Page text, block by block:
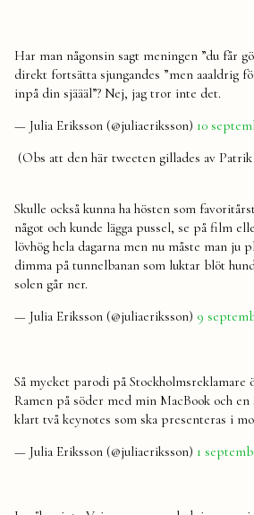
Har man någonsin sagt meningen ”du får
direkt fortsätta sjungandes ”men aaaldrig
inpå din sjäääl”? Nej, jag tror inte det.
— Julia Eriksson (@juliaeriksson) 10
(Obs att den här tweeten gillades av Patrik
Skulle också kunna ha hösten som
något och kunde lägga pussel, se på film
lövhög hela dagarna men nu måste man
dimma på tunnelbanan som luktar blöt
solen går ner.
— Julia Eriksson (@juliaeriksson) 9
Så mycket parodi på
Ramen på söder med min MacBook och
klart två keynotes som ska presenteras i
— Julia Eriksson (@juliaeriksson) 1